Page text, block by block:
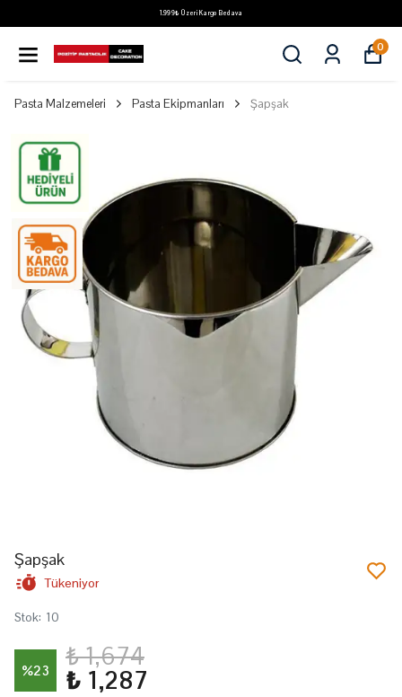
1.999₺ Üzeri Kargo Bedava
0
Pasta Malzemeleri Pasta Ekipmanları Şapşak
Şapşak
Tükeniyor
Stok: 10
%23 ₺ 1,674
₺ 1,287